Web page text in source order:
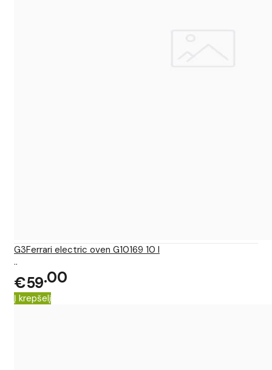
G3Ferrari electric oven G10169 10 l
..
€59 00
Į krepšelį